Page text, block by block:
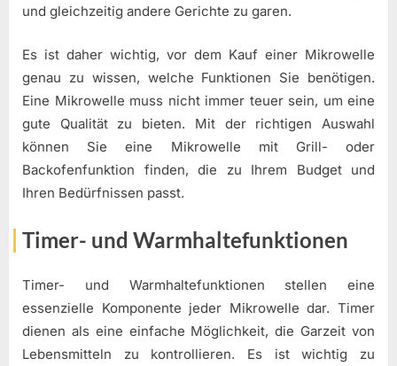
und gleichzeitig andere Gerichte zu garen.
Es ist daher wichtig, vor dem Kauf einer Mikrowelle
genau zu wissen, welche Funktionen Sie benötigen.
Eine Mikrowelle muss nicht immer teuer sein, um eine
gute Qualität zu bieten. Mit der richtigen Auswahl
können Sie eine Mikrowelle mit Grill- oder
Backofenfunktion finden, die zu Ihrem Budget und
Ihren Bedürfnissen passt.
Timer- und Warmhaltefunktionen
Timer- und Warmhaltefunktionen stellen eine
essenzielle Komponente jeder Mikrowelle dar. Timer
dienen als eine einfache Möglichkeit, die Garzeit von
Lebensmitteln zu kontrollieren. Es ist wichtig zu